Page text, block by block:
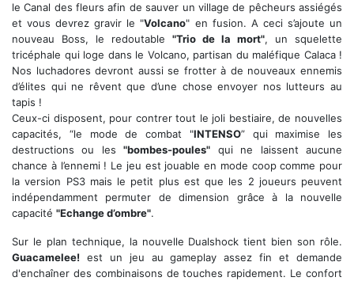
le Canal des fleurs afin de sauver un village de pêcheurs assiégés
et vous devrez gravir le "Volcano" en fusion. A ceci s’ajoute un
nouveau Boss, le redoutable "Trio de la mort", un squelette
tricéphale qui loge dans le Volcano, partisan du maléfique Calaca !
Nos luchadores devront aussi se frotter à de nouveaux ennemis
d’élites qui ne rêvent que d’une chose envoyer nos lutteurs au
tapis !
Ceux-ci disposent, pour contrer tout le joli bestiaire, de nouvelles
capacités, “le mode de combat "INTENSO” qui maximise les
destructions ou les"bombes-poules" qui ne laissent aucune
chance à l’ennemi ! Le jeu est jouable en mode coop comme pour
la version PS3 mais le petit plus est que les 2 joueurs peuvent
indépendamment permuter de dimension grâce à la nouvelle
capacité "Echange d’ombre".
Sur le plan technique, la nouvelle Dualshock tient bien son rôle.
Guacamelee! est un jeu au gameplay assez fin et demande
d'enchaîner des combinaisons de touches rapidement. Le confort